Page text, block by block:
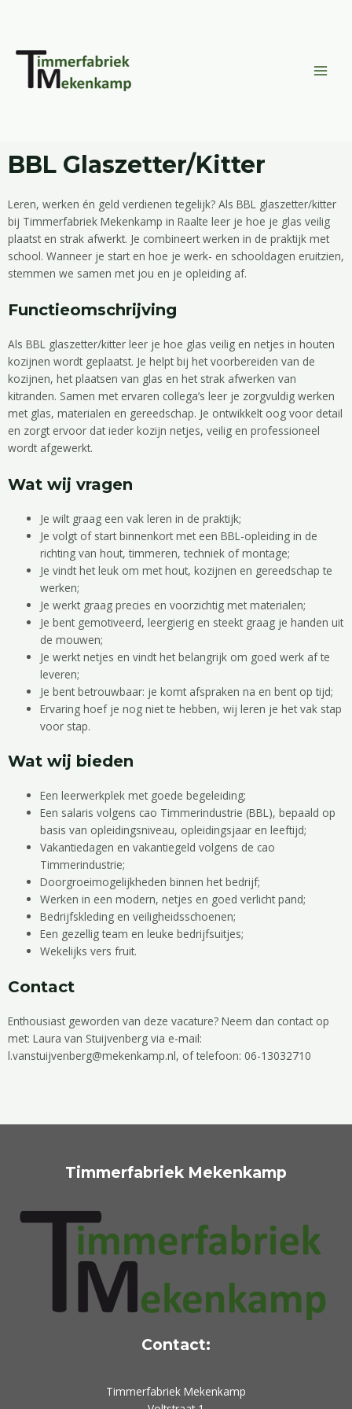
BBL Glaszetter/Kitter
Leren, werken én geld verdienen tegelijk? Als BBL glaszetter/kitter
bij Timmerfabriek Mekenkamp in Raalte leer je hoe je glas veilig
plaatst en strak afwerkt. Je combineert werken in de praktijk met
school. Wanneer je start en hoe je werk- en schooldagen eruitzien,
stemmen we samen met jou en je opleiding af.
Functieomschrijving
Als BBL glaszetter/kitter leer je hoe glas veilig en netjes in houten
kozijnen wordt geplaatst. Je helpt bij het voorbereiden van de
kozijnen, het plaatsen van glas en het strak afwerken van
kitranden. Samen met ervaren collega’s leer je zorgvuldig werken
met glas, materialen en gereedschap. Je ontwikkelt oog voor detail
en zorgt ervoor dat ieder kozijn netjes, veilig en professioneel
wordt afgewerkt.
Wat wij vragen
Je wilt graag een vak leren in de praktijk;
Je volgt of start binnenkort met een BBL-opleiding in de
richting van hout, timmeren, techniek of montage;
Je vindt het leuk om met hout, kozijnen en gereedschap te
werken;
Je werkt graag precies en voorzichtig met materialen;
Je bent gemotiveerd, leergierig en steekt graag je handen uit
de mouwen;
Je werkt netjes en vindt het belangrijk om goed werk af te
leveren;
Je bent betrouwbaar: je komt afspraken na en bent op tijd;
Ervaring hoef je nog niet te hebben, wij leren je het vak stap
voor stap.
Wat wij bieden
Een leerwerkplek met goede begeleiding;
Een salaris volgens cao Timmerindustrie (BBL), bepaald op
basis van opleidingsniveau, opleidingsjaar en leeftijd;
Vakantiedagen en vakantiegeld volgens de cao
Timmerindustrie;
Doorgroeimogelijkheden binnen het bedrijf;
Werken in een modern, netjes en goed verlicht pand;
Bedrijfskleding en veiligheidsschoenen;
Een gezellig team en leuke bedrijfsuitjes;
Wekelijks vers fruit.
Contact
Enthousiast geworden van deze vacature? Neem dan contact op
met: Laura van Stuijvenberg via e-mail:
l.vanstuijvenberg@mekenkamp.nl, of telefoon: 06-13032710
Timmerfabriek Mekenkamp
Contact:
Timmerfabriek Mekenkamp